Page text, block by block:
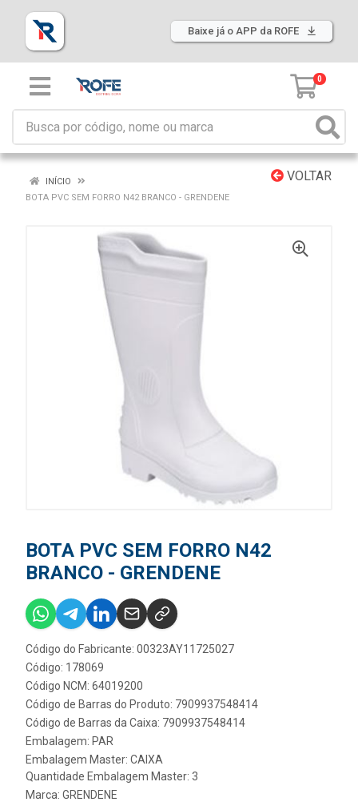
Baixe já o APP da ROFE
0
VOLTAR
INÍCIO
BOTA PVC SEM FORRO N42 BRANCO - GRENDENE
BOTA PVC SEM FORRO N42
BRANCO - GRENDENE
Código do Fabricante: 00323AY11725027
Código: 178069
Código NCM: 64019200
Código de Barras do Produto: 7909937548414
Código de Barras da Caixa: 7909937548414
Embalagem: PAR
Embalagem Master: CAIXA
Quantidade Embalagem Master: 3
Marca: GRENDENE